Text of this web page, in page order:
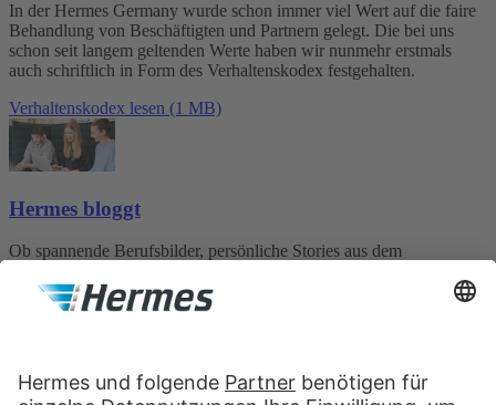
In der Hermes Germany wurde schon immer viel Wert auf die faire
Behandlung von Beschäftigten und Partnern gelegt. Die bei uns
schon seit langem geltenden Werte haben wir nunmehr erstmals
auch schriftlich in Form des Verhaltenskodex festgehalten.
Verhaltenskodex lesen (1 MB)
Hermes bloggt
Ob spannende Berufsbilder, persönliche Stories aus dem
Ausbildungsprogramme: Hier erzählen unsere Mitarbeitenden selbst,
was Hermes Germany ausmacht.
Folge uns im Social Web